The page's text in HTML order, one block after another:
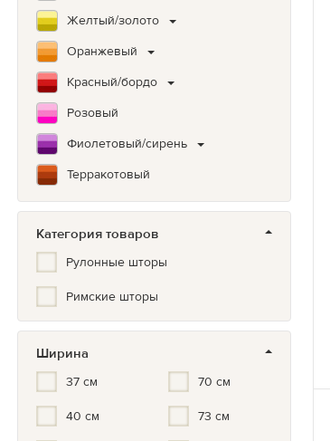
Желтый/золото
Оранжевый
Красный/бордо
Розовый
Фиолетовый/сирень
Терракотовый
Коричневый
Зеленый
Бирюзовый
Синий/Голубой
Белый
Серый/черный
Мультиколор
Черно-белый
Категория товаров
Рулонные шторы
Римские шторы
Ширина
37 см
40 см
70 см
73 см